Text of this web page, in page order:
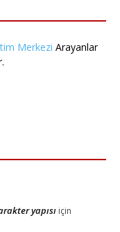
Merkezi Arayanlar
yapısı için